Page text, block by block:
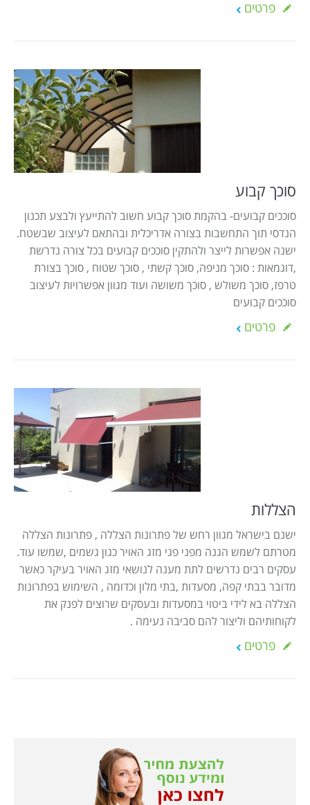
פרטים
סוכך קבוע
סוככים קבועים- בהקמת סוכך קבוע חשוב להתייעץ ולבצע תכנון
הנדסי תוך התחשבות בצורה אדריכלית ובהתאם לעיצוב שבשטח.
ישנה אפשרות לייצר ולהתקין סוככים קבועים בכל צורה נדרשת
,דוגמאות : סוכך מניפה, סוכך קשתי , סוכך שטוח , סוכך בצורת
טרפז, סוכך משולש , סוכך משושה ועוד מגוון אפשרויות לעיצוב
סוככים קבועים
פרטים
הצללות
ישנם בישראל מגוון רחש של פתרונות הצללה , פתרונות הצללה
מטרתם לשמש הגנה מפני פגי מזג האויר כגון גשמים ,שמשו עוד.
עסקים רבים נדרשים לתת מענה לנושאי מזג האויר בעיקר כאשר
מדובר בבתי קפה, מסעדות ,בתי מלון וכדומה , השימוש בפתרונות
הצללה בא לידי ביטוי במסעדות ובעסקים שרוצים לפנק את
לקוחותיהם וליצור להם סביבה נעימה .
פרטים